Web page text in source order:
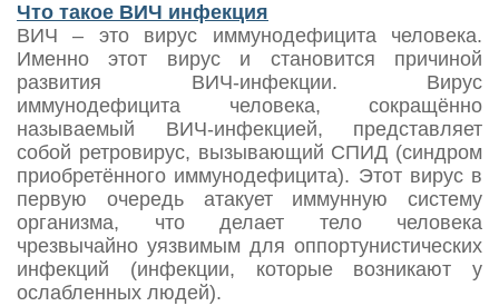
Что такое ВИЧ инфекция
ВИЧ – это вирус иммунодефицита человека.
Именно этот вирус и становится причиной
развития ВИЧ-инфекции. Вирус
иммунодефицита человека, сокращённо
называемый ВИЧ-инфекцией, представляет
собой ретровирус, вызывающий СПИД (синдром
приобретённого иммунодефицита). Этот вирус в
первую очередь атакует иммунную систему
организма, что делает тело человека
чрезвычайно уязвимым для оппортунистических
инфекций (инфекции, которые возникают у
ослабленных людей).